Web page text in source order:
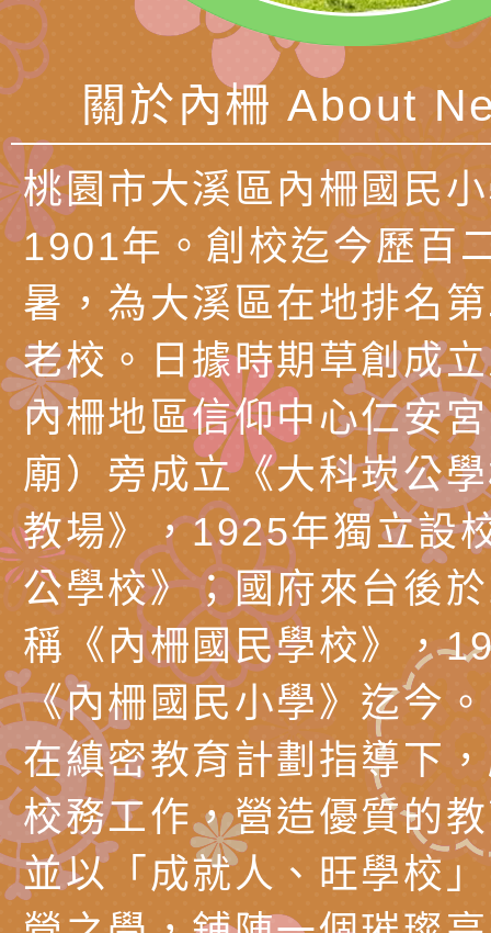
代的親職教養」海報
委託辦理「2026臺
摩據點視覺設計競賽
章
檢送桃園市政府LED
字稿
函轉教育部訂於115
(星期六)下午2時至5
立臺灣科學教育館（
林區士商路189號）
理「115年度515國
導及系列座談活動」
檢送本市115學年度
術才能音樂班鑑定二
章
函轉本府新聞處115
安全宣導
檢送本府新聞處115
安全宣導
有關衛生福利部辦理
逆境少年家庭支持服
員專業輔導及效能精
北、中、南共3場次
訓練
轉知社團法人中華民
礙聯盟辦理「2026
少意見交流大會」簡
台灣遊戲治療學會將
月至8月舉辦「空間
多元文化遊戲室之規
造」、「阿德勒心理
學諮商輔導的應用」
不只是遊戲 - 兒童遊
門工作坊 （中部場
檢送行政院新聞傳播
月份公共服務政策溝
訊
桃園市龜山區大坑國
理114學年度整合性
育講座「爸媽不暴走
成長」
台灣遊戲治療學會
日舉辦「空間的療癒
文化遊戲室之規畫與
檢送衛生福利部「政
材應注意之可及性格
有關本市桃園區中埔
「桃園市115年度兒
情緒管理訓練-獨輪
施計畫」
有關國立羅東高級中
「生命教育議題深化
議題論壇與生命塔羅
檢送LED跑馬燈文字
託播影片
有關教育部特殊教育
團學前及國中小身障
有關國立臺中教育大
關於內柵 About
桃園市大溪區內柵國民
1901年。創校迄今歷百
暑，為大溪區在地排名
老校。日據時期草創成
內柵地區信仰中心仁安
廟）旁成立《大科崁公
教場》，1925年獨立設
公學校》；國府來台後
稱《內柵國民學校》，
《內柵國民小學》迄今。
在縝密教育計劃指導下
校務工作，營造優質的
並以「成就人、旺學校